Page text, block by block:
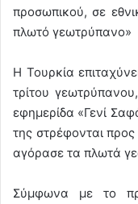
προσωπικού, σε
πλωτό γεωτρύπανο»
Η Τουρκία
τρίτου
εφημερίδα «Γενί
της στρέφονται προς
αγόρασε τα πλωτά
Σύμφωνα με το